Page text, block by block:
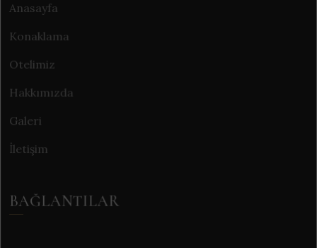
Anasayfa
Konaklama
Otelimiz
Hakkımızda
Galeri
İletişim
BAĞLANTILAR